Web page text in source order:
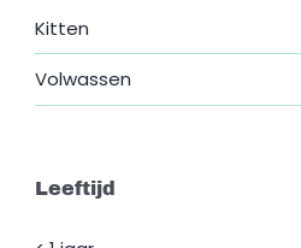
Kitten
Volwassen
Leeftijd